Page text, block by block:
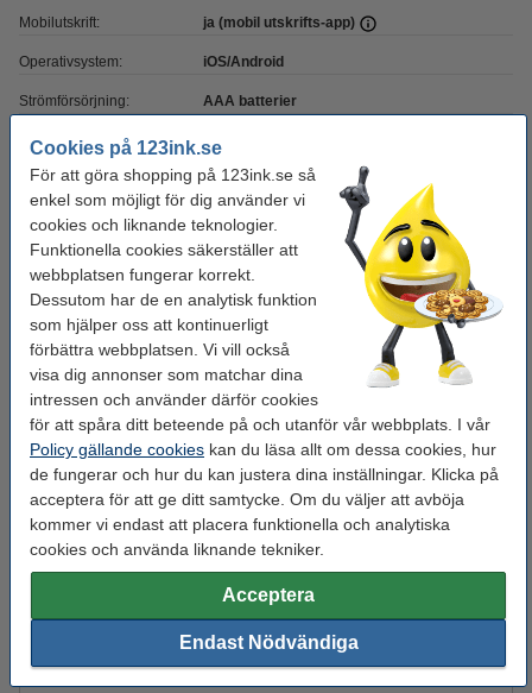
Cookies på 123ink.se
För att göra shopping på 123ink.se så
enkel som möjligt för dig använder vi
cookies och liknande teknologier.
Funktionella cookies säkerställer att
webbplatsen fungerar korrekt.
Dessutom har de en analytisk funktion
som hjälper oss att kontinuerligt
förbättra webbplatsen. Vi vill också
visa dig annonser som matchar dina
intressen och använder därför cookies
för att spåra ditt beteende på och utanför vår webbplats. I vår
Policy gällande cookies kan du läsa allt om dessa cookies, hur
de fungerar och hur du kan justera dina inställningar. Klicka på
acceptera för att ge ditt samtycke. Om du väljer att avböja
kommer vi endast att placera funktionella och analytiska
cookies och använda liknande tekniker.
Acceptera
Endast Nödvändiga
Mobilutskrift: ja (mobil utskrifts-app)
Operativsystem: iOS/Android
Strömförsörjning: AAA batterier
Strömförsörjning: 6xAAA / adapter (exkl)
Glöm inte att beställa batterier!
OBS! PT-P300BT använder 6 AAA batterier.
123ink Xtreme Power MN2400 AAA/LR3 batteri
24st
Batterier medföljer inte med den här produkten.
Glöm inte att beställa tejp!
Varumärket 123ink ersätter Brother TZe-231 |
svart text - vit märkband | 12mm x 8m
100 kr
Varumärket 123ink ersätter Brother TZe-231 |
svart text - vit märkband | 12mm x 8m | 5st
450 kr
Varumärket 123ink ersätter Brother TZe-221 |
svart text - vit märkband | 9mm x 8m | 5st